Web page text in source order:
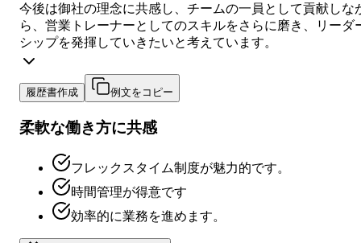
今後は御社の理念に共感し、チームの一員として貢献しな
ら、営業トレーナーとしてのスキルをさらに磨き、リーダ
シップを発揮していきたいと考えています。
履歴書作成 例文をコピー
柔軟な働き方に共感
フレックスタイム制度が魅力的です。
時間管理が得意です
効率的に業務を進めます。